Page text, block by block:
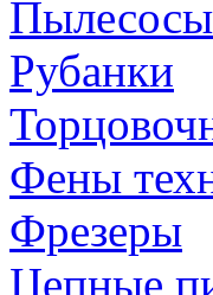
Пылесосы
Рубанки
Фены
Фрезеры
Цепные